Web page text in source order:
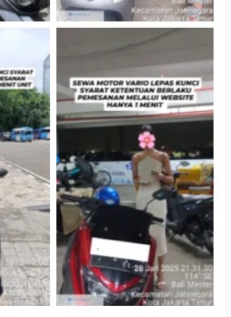
Cityplaza Jatinegara
Gedung Parkir P6A